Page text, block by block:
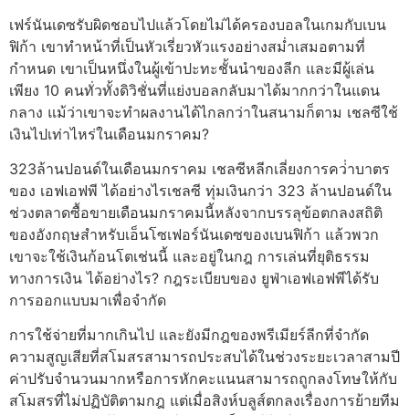
เฟร์นันเดซรับผิดชอบไปแล้วโดยไม่ได้ครองบอลในเกมกับเบน
ฟิก้า เขาทำหน้าที่เป็นหัวเรี่ยวหัวแรงอย่างสม่ำเสมอตามที่
กำหนด เขาเป็นหนึ่งในผู้เข้าปะทะชั้นนำของลีก และมีผู้เล่น
เพียง 10 คนทั่วทั้งดิวิชั่นที่แย่งบอลกลับมาได้มากกว่าในแดน
กลาง แม้ว่าเขาจะทำผลงานได้ไกลกว่าในสนามก็ตาม เชลซีใช้
เงินไปเท่าไหร่ในเดือนมกราคม?
323ล้านปอนด์ในเดือนมกราคม เชลซีหลีกเลี่ยงการคว่ําบาตร
ของ เอฟเอฟพี ได้อย่างไรเชลซี ทุ่มเงินกว่า 323 ล้านปอนด์ใน
ช่วงตลาดซื้อขายเดือนมกราคมนี้หลังจากบรรลุข้อตกลงสถิติ
ของอังกฤษสําหรับเอ็นโซเฟอร์นันเดซของเบนฟิก้า แล้วพวก
เขาจะใช้เงินก้อนโตเช่นนี้ และอยู่ในกฎ การเล่นที่ยุติธรรม
ทางการเงิน ได้อย่างไร? กฎระเบียบของ ยูฟ่าเอฟเอฟพีได้รับ
การออกแบบมาเพื่อจํากัด
การใช้จ่ายที่มากเกินไป และยังมีกฎของพรีเมียร์ลีกที่จํากัด
ความสูญเสียที่สโมสรสามารถประสบได้ในช่วงระยะเวลาสามปี
ค่าปรับจํานวนมากหรือการหักคะแนนสามารถถูกลงโทษให้กับ
สโมสรที่ไม่ปฏิบัติตามกฎ แต่เมื่อสิงห์บลูส์ตกลงเรื่องการย้ายทีม